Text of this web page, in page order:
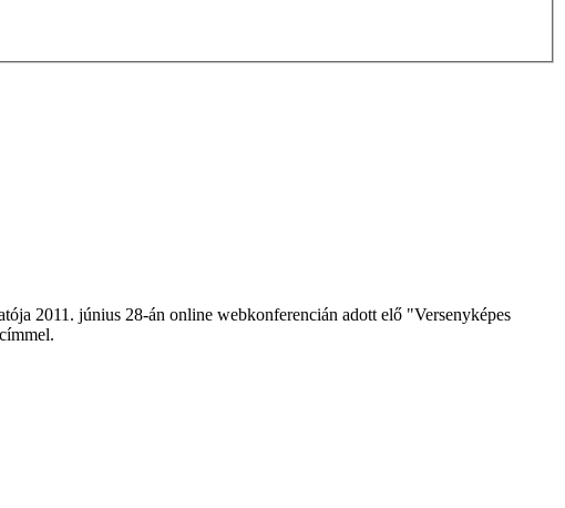
2011. június 28-án online webkonferencián adott elő "Versenyképes